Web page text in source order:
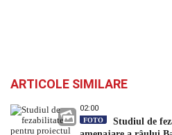
ARTICOLE SIMILARE
02:00
FOTO
Studiul de